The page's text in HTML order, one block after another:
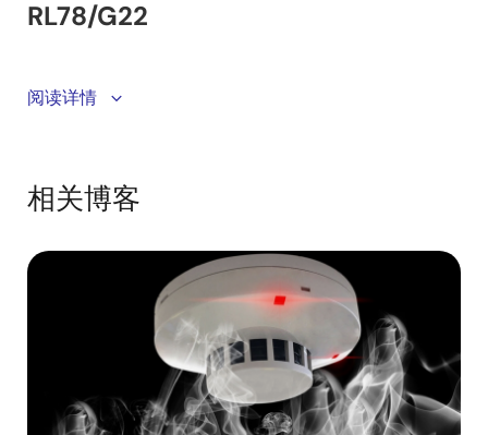
Discover an AI-powered smoke alarm solution built on
alarms compared to traditional approaches. The
alarm standards while providing reliable fire detection
for commercial and residential applications. A
demonstration highlights the benefits of AI-enhanced
smoke detection and streamlined system design.
阅读详情
相关博客